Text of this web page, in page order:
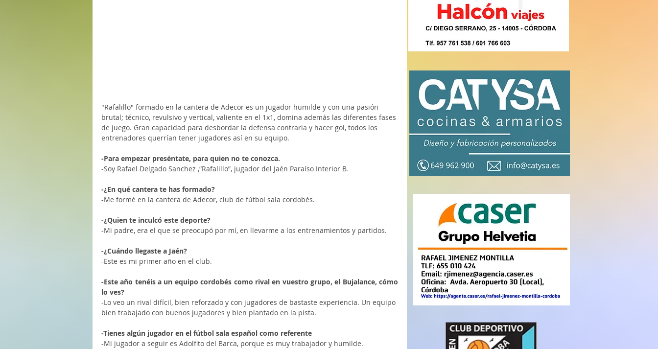
"Rafalillo" formado en la cantera de Adecor es un jugador humilde y con una pasión
brutal; técnico, revulsivo y vertical, valiente en el 1x1, domina además las diferentes fases
de juego. Gran capacidad para desbordar la defensa contraria y hacer gol, todos los
entrenadores querrían tener jugadores así en su equipo.
-Para empezar preséntate, para quien no te conozca.
-Soy Rafael Delgado Sanchez ,“Rafalillo”, jugador del Jaén Paraíso Interior B.
-¿En qué cantera te has formado?
-Me formé en la cantera de Adecor, club de fútbol sala cordobés.
-¿Quien te inculcó este deporte?
-Mi padre, era el que se preocupó por mí, en llevarme a los entrenamientos y partidos.
-¿Cuándo llegaste a Jaén?
-Este es mi primer año en el club.
-Este año tenéis a un equipo cordobés como rival en vuestro grupo, el Bujalance, cómo
lo ves?
-Lo veo un rival difícil, bien reforzado y con jugadores de bastaste experiencia. Un equipo
bien trabajado con buenos jugadores y bien plantado en la pista.
-Tienes algún jugador en el fútbol sala español como referente
-Mi jugador a seguir es Adolfito del Barca, porque es muy trabajador y humilde.